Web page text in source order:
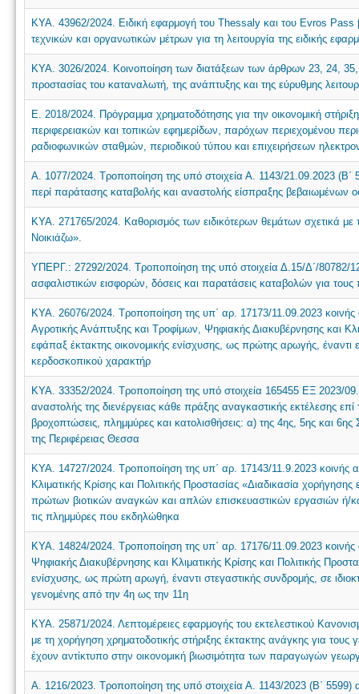
ΚΥΑ. 43962/2024. Ειδική εφαρμογή του Thessaly και του Evros
τεχνικών και οργανωτικών μέτρων για τη λειτουργία της ειδικής
ΚΥΑ. 3026/2024. Κοινοποίηση των διατάξεων των άρθρων 23, 24, 35,
προστασίας του καταναλωτή, της ανάπτυξης και της εύρυθμης
Ε. 2018/2024. Πρόγραμμα χρηματοδότησης για την οικονομική
περιφερειακών και τοπικών εφημερίδων, παρόχων περιεχομένου
ραδιοφωνικών σταθμών, περιοδικού τύπου και επιχειρήσεων
Α. 1077/2024. Τροποποίηση της υπό στοιχεία Α. 1143/21.09.2023
περί παράτασης καταβολής και αναστολής είσπραξης βεβαιωμένων
ΚΥΑ. 271765/2024. Καθορισμός των ειδικότερων θεμάτων σχετικά με
Νοικιάζω».
ΥΠΕΡΓ.: 27292/2024. Τροποποίηση της υπό στοιχεία Δ.15/Δ΄/80782/
ασφαλιστικών εισφορών, δόσεις και παρατάσεις καταβολών για
ΚΥΑ. 26076/2024. Τροποποίηση της υπ΄ αρ. 17173/11.09.2023
Αγροτικής Ανάπτυξης και Τροφίμων, Ψηφιακής Διακυβέρνησης και
εφάπαξ έκτακτης οικονομικής ενίσχυσης, ως πρώτης αρωγής, έναντι
κερδοσκοπικού χαρακτήρ
ΚΥΑ. 33352/2024. Τροποποίηση της υπό στοιχεία 165455 ΕΞ 2023/
αναστολής της διενέργειας κάθε πράξης αναγκαστικής εκτέλεσης
βροχοπτώσεις, πλημμύρες και κατολισθήσεις: α) της 4ης, 5ης και
της Περιφέρειας Θεσσα
ΚΥΑ. 14727/2024. Τροποποίηση της υπ΄ αρ. 17143/11.9.2023 κοινής
Κλιματικής Κρίσης και Πολιτικής Προστασίας «Διαδικασία
πρώτων βιοτικών αναγκών και απλών επισκευαστικών εργασιών ή/
τις πλημμύρες που εκδηλώθηκα
ΚΥΑ. 14824/2024. Τροποποίηση της υπ΄ αρ. 17176/11.09.2023
Ψηφιακής Διακυβέρνησης και Κλιματικής Κρίσης και Πολιτικής
ενίσχυσης, ως πρώτη αρωγή, έναντι στεγαστικής συνδρομής, σε
γενομένης από την 4η ως την 11η
ΚΥΑ. 25871/2024. Λεπτομέρειες εφαρμογής του εκτελεστικού
με τη χορήγηση χρηματοδοτικής στήριξης έκτακτης ανάγκης για
έχουν αντίκτυπο στην οικονομική βιωσιμότητα των παραγωγών
Α. 1216/2023. Τροποποίηση της υπό στοιχεία Α. 1143/2023 (Β΄